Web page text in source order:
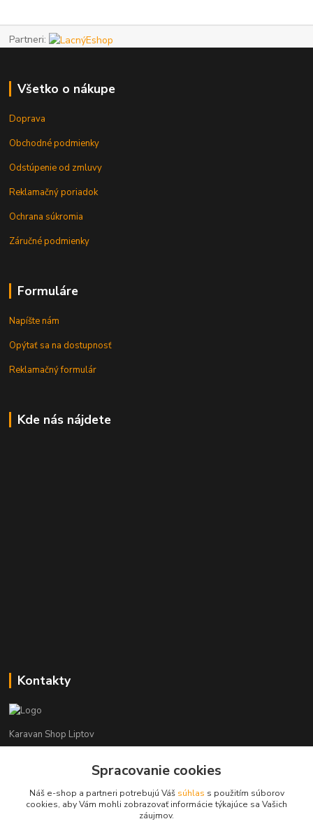
Partneri:
Všetko o nákupe
Doprava
Obchodné podmienky
Odstúpenie od zmluvy
Reklamačný poriadok
Ochrana súkromia
Záručné podmienky
Formuláre
Napíšte nám
Opýtať sa na dostupnosť
Reklamačný formulár
Kde nás nájdete
Kontakty
Karavan Shop Liptov
+421 903 626 885
info@karavanshopliptov.sk
Spracovanie cookies
Náš e-shop a partneri potrebujú Váš súhlas s použitím súborov
cookies, aby Vám mohli zobrazovať informácie týkajúce sa Vašich
záujmov.